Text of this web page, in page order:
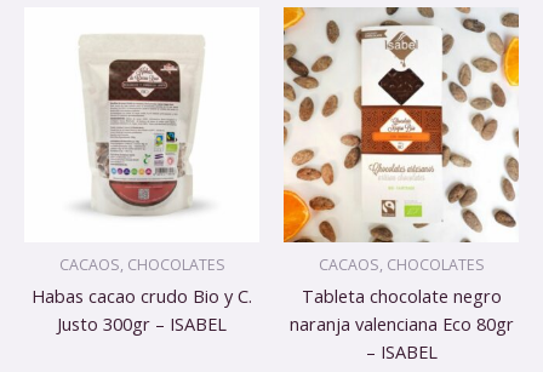
CACAOS, CHOCOLATES
Habas cacao crudo Bio y C.
Justo 300gr – ISABEL
CACAOS, CHOCOLATES
Tableta chocolate negro
naranja valenciana Eco 80gr
– ISABEL